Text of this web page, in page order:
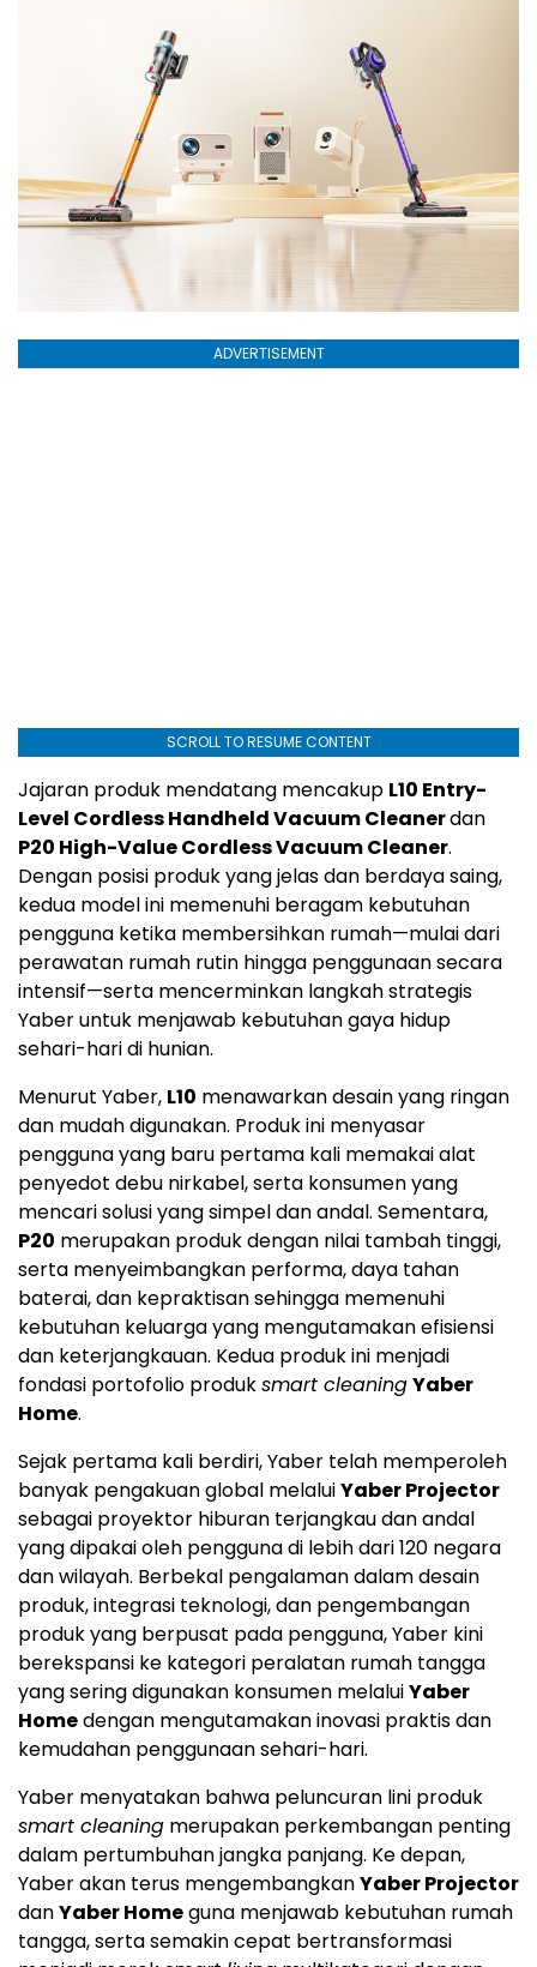
ADVERTISEMENT
SCROLL TO RESUME CONTENT
Jajaran produk mendatang mencakup L10 Entry-
Level Cordless Handheld Vacuum Cleanerdan
P20 High-Value Cordless Vacuum Cleaner.
Dengan posisi produk yang jelas dan berdaya saing,
kedua model ini memenuhi beragam kebutuhan
pengguna ketika membersihkan rumah—mulai dari
perawatan rumah rutin hingga penggunaan secara
intensif—serta mencerminkan langkah strategis
Yaber untuk menjawab kebutuhan gaya hidup
sehari-hari di hunian.
Menurut Yaber, L10 menawarkan desain yang ringan
dan mudah digunakan. Produk ini menyasar
pengguna yang baru pertama kali memakai alat
penyedot debu nirkabel, serta konsumen yang
mencari solusi yang simpel dan andal. Sementara,
P20 merupakan produk dengan nilai tambah tinggi,
serta menyeimbangkan performa, daya tahan
baterai, dan kepraktisan sehingga memenuhi
kebutuhan keluarga yang mengutamakan efisiensi
dan keterjangkauan. Kedua produk ini menjadi
fondasi portofolio produksmart cleaningYaber
Home.
Sejak pertama kali berdiri, Yaber telah memperoleh
banyak pengakuan global melaluiYaber Projector
sebagai proyektor hiburan terjangkau dan andal
yang dipakai oleh pengguna di lebih dari 120 negara
dan wilayah. Berbekal pengalaman dalam desain
produk, integrasi teknologi, dan pengembangan
produk yang berpusat pada pengguna, Yaber kini
berekspansi ke kategori peralatan rumah tangga
yang sering digunakan konsumen melaluiYaber
Homedengan mengutamakan inovasi praktis dan
kemudahan penggunaan sehari-hari.
Yaber menyatakan bahwa peluncuran lini produk
smart cleaning merupakan perkembangan penting
dalam pertumbuhan jangka panjang. Ke depan,
Yaber akan terus mengembangkanYaber Projector
danYaber Homeguna menjawab kebutuhan rumah
tangga, serta semakin cepat bertransformasi